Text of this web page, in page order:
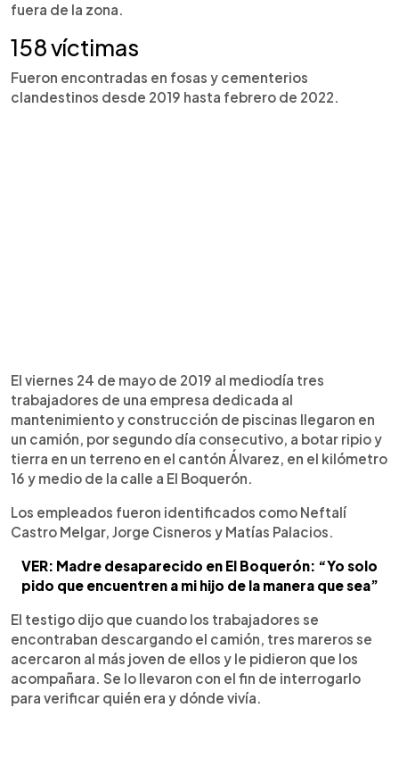
fuera de la zona.
158 víctimas
Fueron encontradas en fosas y cementerios
clandestinos desde 2019 hasta febrero de 2022.
El viernes 24 de mayo de 2019 al mediodía tres
trabajadores de una empresa dedicada al
mantenimiento y construcción de piscinas llegaron en
un camión, por segundo día consecutivo, a botar ripio y
tierra en un terreno en el cantón Álvarez, en el kilómetro
16 y medio de la calle a El Boquerón.
Los empleados fueron identificados como Neftalí
Castro Melgar, Jorge Cisneros y Matías Palacios.
VER: Madre desaparecido en El Boquerón: “Yo solo
pido que encuentren a mi hijo de la manera que sea”
El testigo dijo que cuando los trabajadores se
encontraban descargando el camión, tres mareros se
acercaron al más joven de ellos y le pidieron que los
acompañara. Se lo llevaron con el fin de interrogarlo
para verificar quién era y dónde vivía.